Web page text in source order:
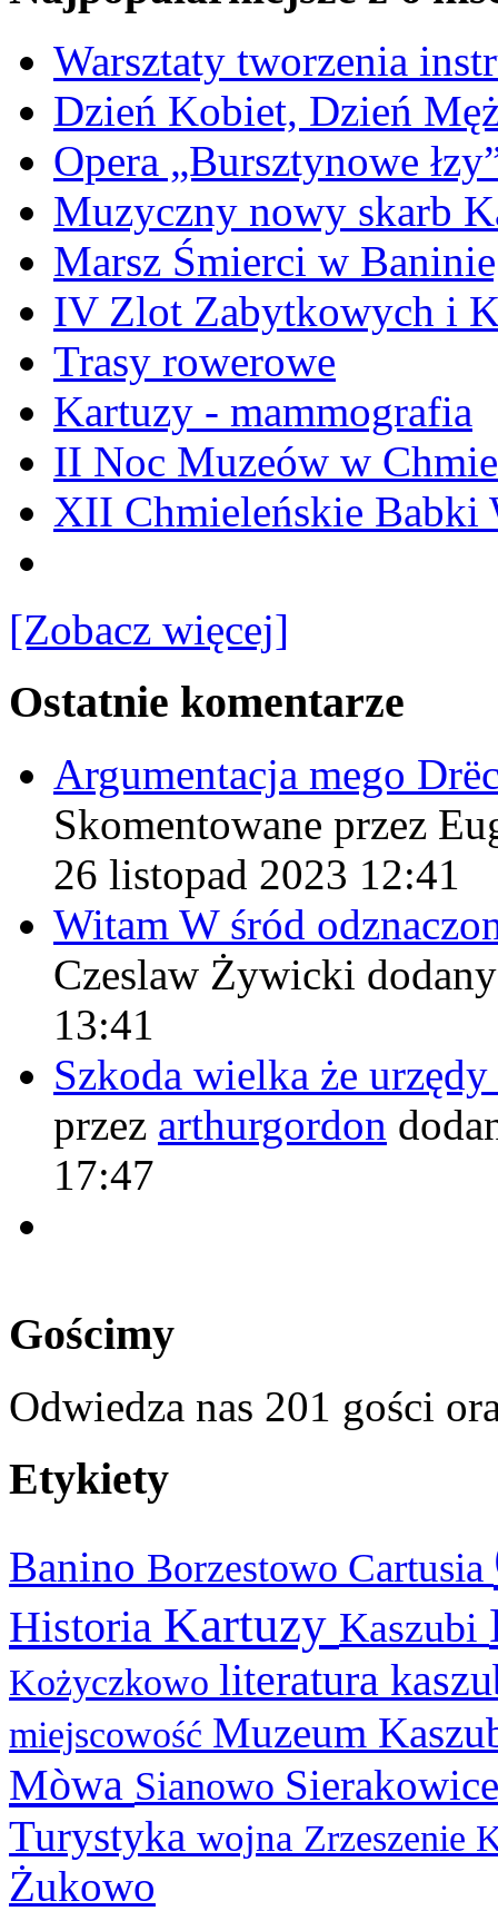
Warsztaty tworzenia
Dzień Kobiet, Dzień
Opera „Bursztynowe
Muzyczny nowy skarb
Marsz Śmierci w
IV Zlot Zabytkowych i
Trasy rowerowe
Kartuzy - mammografia
II Noc Muzeów w
XII Chmieleńskie Babki
[Zobacz więcej]
Ostatnie komentarze
Argumentacja mego
Skomentowane przez
26 listopad 2023 12:41
Witam W śród
Czeslaw Żywicki
13:41
Szkoda wielka że
przez arthurgordon
17:47
Gościmy
Odwiedza nas 201 gości
Etykiety
Banino Borzestowo Cartusia
Historia Kartuzy Kaszubi
Kożyczkowo literatura
miejscowość Muzeum
Mòwa Sianowo
Turystyka wojna Zrzeszenie
Żukowo